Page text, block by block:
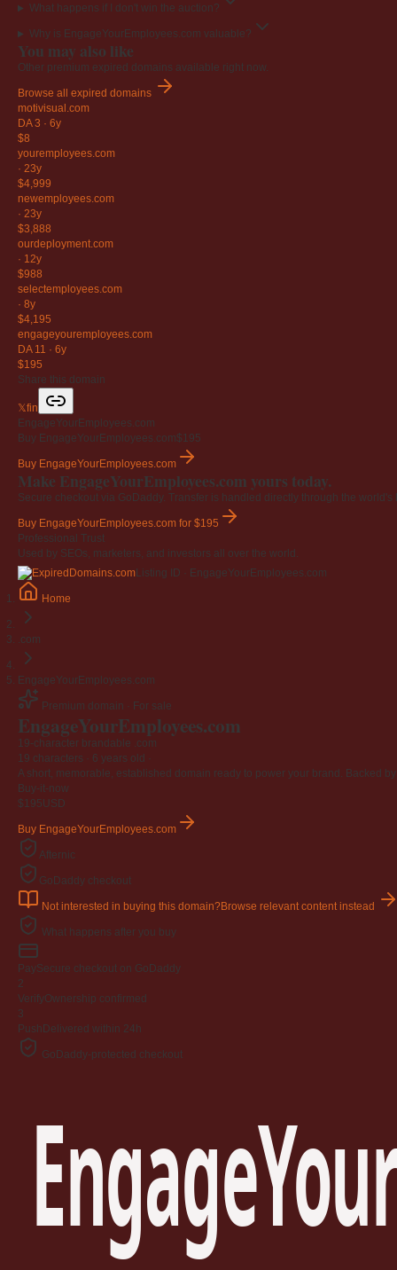
What happens if I don't win the auction?
Why is EngageYourEmployees.com valuable?
You may also like
Other premium expired domains available right now.
Browse all expired domains
motivisual .com
DA 3 · 6y
$8
youremployees.com
· 23y
$4,999
newemployees.com
· 23y
$3,888
ourdeployment.com
· 12y
$988
selectemployees.com
· 8y
$4,195
engageyouremployees.com
DA 11 · 6y
$195
Share this domain
𝕏fin
EngageYourEmployees.com
Buy EngageYourEmployees.com$195
Buy EngageYourEmployees.com
Make EngageYourEmployees.com yours today.
Secure checkout via GoDaddy. Transfer is handled directly through the world's
Buy EngageYourEmployees.com for $195
Professional Trust
Used by SEOs, marketers, and investors all over the world.
Listing ID · EngageYourEmployees.com
Home
.com
EngageYourEmployees.com
Premium domain · For sale
EngageYourEmployees.com
19-character brandable .com
19 characters · 6 years old
A short, memorable, established domain ready to power your brand. Backed
Buy-it-now
$195USD
Buy EngageYourEmployees.com
Afternic
GoDaddy checkout
Not interested in buying this domain?Browse relevant content instead
What happens after you buy
PaySecure checkout on GoDaddy
2
VerifyOwnership confirmed
3
Push Delivered within 24h
GoDaddy-protected checkout